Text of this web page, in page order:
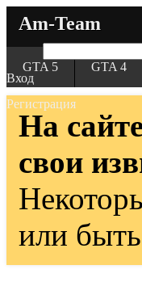
Am-Team
Вход
Регистрация
GTA 5 GTA 4
На
свои
или